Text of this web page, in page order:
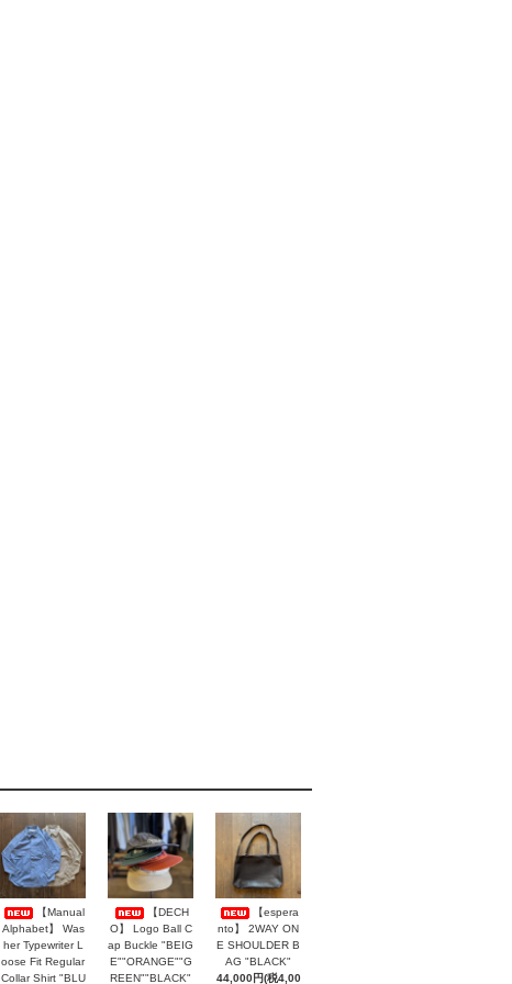
【Manual
Alphabet】 Was
her Typewriter L
oose Fit Regular
Collar Shirt "BLU
【DECH
O】 Logo Ball C
ap Buckle "BEIG
E""ORANGE""G
REEN""BLACK"
【espera
nto】 2WAY ON
E SHOULDER B
AG "BLACK"
44,000円(税4,00